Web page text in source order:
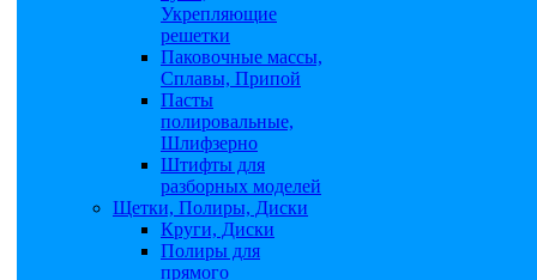
Укрепляющие
решетки
Паковочные массы,
Сплавы, Припой
Пасты
полировальные,
Шлифзерно
Штифты для
разборных моделей
Щетки, Полиры, Диски
Круги, Диски
Полиры для
прямого